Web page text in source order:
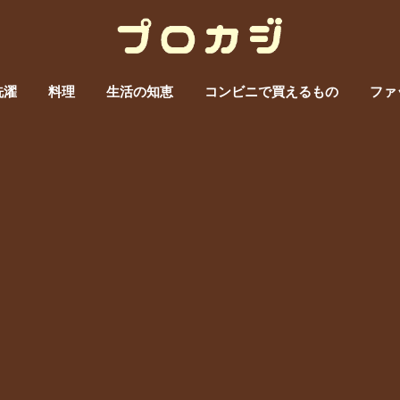
濯 料理 生活の知恵 コンビニで買えるもの ファ